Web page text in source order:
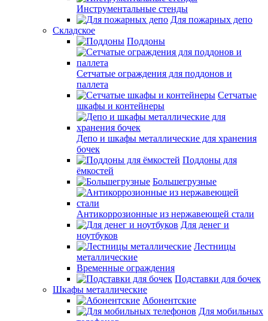
Инструментальные стенды
Для пожарных депо
Складское
Поддоны
Сетчатые ограждения для поддонов и
паллета
Сетчатые
шкафы и контейнеры
Депо и шкафы металлические для хранения
бочек
Поддоны для
ёмкостей
Большегрузные
Антикоррозионные из нержавеющей стали
Для денег и
ноутбуков
Лестницы
металлические
Временные ограждения
Подставки для бочек
Шкафы металлические
Абонентские
Для мобильных